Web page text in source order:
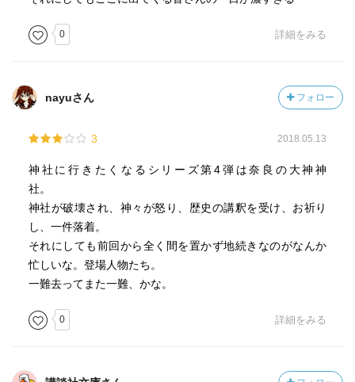
0 詳細をみる
nayuさん フォロー
3 2018.05.13
神社に行きたくなるシリーズ第4弾は奈良の大神神
社。
神社が破壊され、神々が怒り、歴史の講釈を受け、お祈り
し、一件落着。
それにしても前回から全く間を置かず地続きなのがなんか
忙しいな。登場人物たち。
一難去ってまた一難、かな。
0 詳細をみる